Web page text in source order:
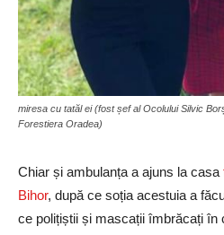
miresa cu tatăl ei (fost șef al Ocolului Silvic
Forestiera Oradea)
Chiar și ambulanța a ajuns la casa
Bihor, după ce soția acestuia a
ce polițiștii și mascații îmbrăcați în